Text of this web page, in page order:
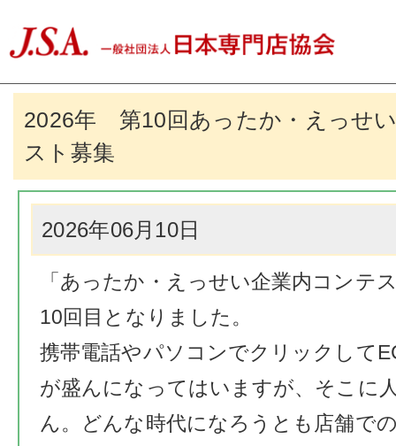
2026年 第10回あったか・えっせ
スト募集
2026年06月10日
「あったか・えっせい企業内コンテ
10回目となりました。
携帯電話やパソコンでクリックして
が盛んになってはいますが、そこに
ん。どんな時代になろうとも店舗で